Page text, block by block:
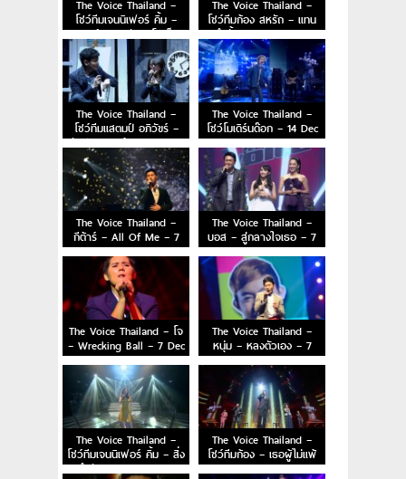
The Voice Thailand –
โชว์ทีมเจนนิเฟอร์ คิ้ม –
เมดเลย์เพลงจรัล มโนเพ็ชร
– 14 Dec 2014
The Voice Thailand –
โชว์ทีมก้อง สหรัถ – แทน
คำนั้น – 14 Dec 2014
The Voice Thailand –
โชว์ทีมแสตมป์ อภิวัขร์ –
รักปอนๆ + ข้อความ – 14
Dec 2014
The Voice Thailand –
โชว์โมเดิร์นด๊อก – 14 Dec
2014
The Voice Thailand –
กีต้าร์ – All Of Me – 7
Dec 2014
The Voice Thailand –
บอส – สู่กลางใจเธอ – 7
Dec 2014
The Voice Thailand – โจ
– Wrecking Ball – 7 Dec
2014
The Voice Thailand –
หนุ่ม – หลงตัวเอง – 7
Dec 2014
The Voice Thailand –
โชว์ทีมเจนนิเฟอร์ คิ้ม – สิ่ง
สำคัญ – 7 Dec 2014
The Voice Thailand –
โชว์ทีมก้อง – เธอผู้ไม่แพ้
– 7 Dec 2014